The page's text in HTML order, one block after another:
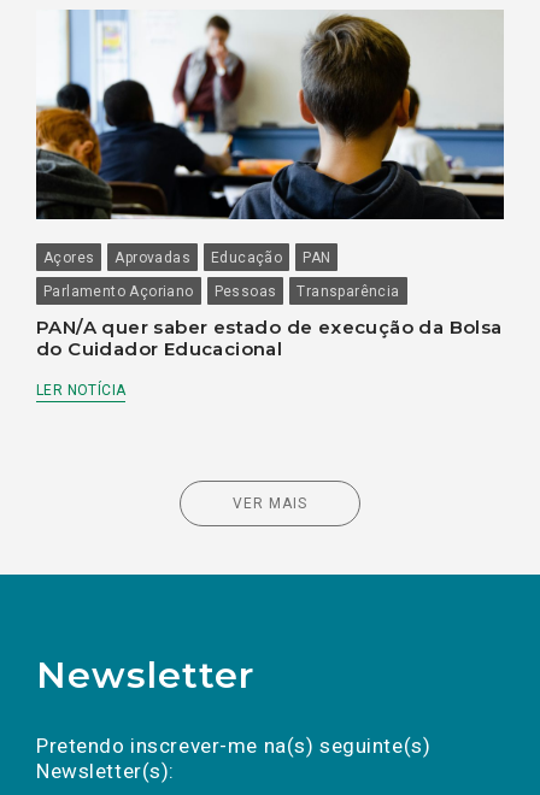
Açores Aprovadas Educação
PAN
Parlamento Açoriano
Pessoas Transparência
PAN/A quer saber estado de execução da Bolsa
do Cuidador Educacional
LER NOTÍCIA
VER MAIS
Newsletter
Pretendo inscrever-me na(s) seguinte(s)
Newsletter(s):
a(s) newsletter(s).
mail